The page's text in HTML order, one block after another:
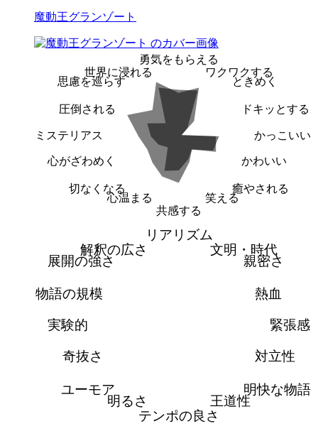
魔動王グランゾート
勇気をもらえる
ワクワクする
ときめく
ドキッとする
かっこいい
かわいい
癒やされる
笑える
共感する
心温まる
切なくなる
心がざわめく
ミステリアス
圧倒される
思慮を巡らす
世界に浸れる
リアリズム
文明・時代
親密さ
熱血
緊張感
対立性
明快な物語
王道性
テンポの良さ
明るさ
ユーモア
奇抜さ
実験的
物語の規模
展開の強さ
解釈の広さ